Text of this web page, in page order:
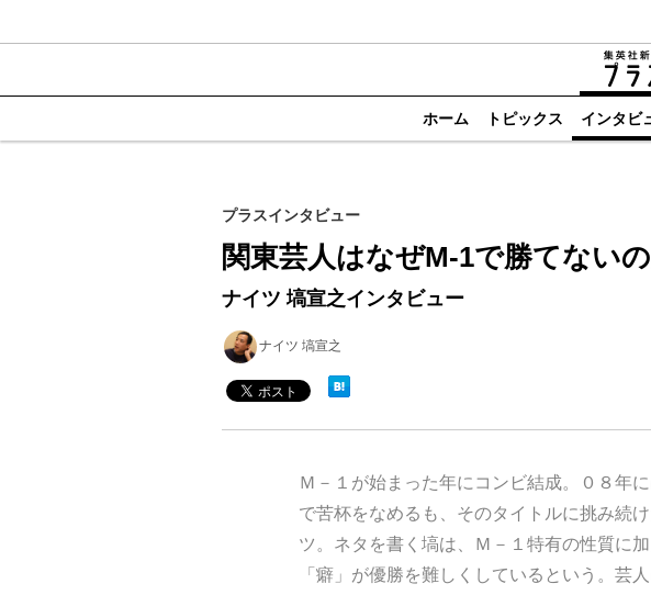
ホーム トピックス インタビ
プラスインタビュー
関東芸人はなぜM-1で勝てないの
ナイツ 塙宣之インタビュー
ナイツ 塙宣之
Ｍ－１が始まった年にコンビ結成。０８年
で苦杯をなめるも、そのタイトルに挑み続
ツ。ネタを書く塙は、Ｍ－１特有の性質に
「癖」が優勝を難しくしているという。芸